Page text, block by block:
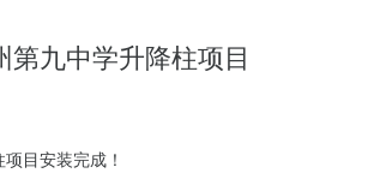
第九中学升降柱项目
目安装完成！